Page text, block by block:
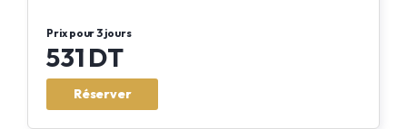
Prix pour 3 jours
531 DT
Réserver